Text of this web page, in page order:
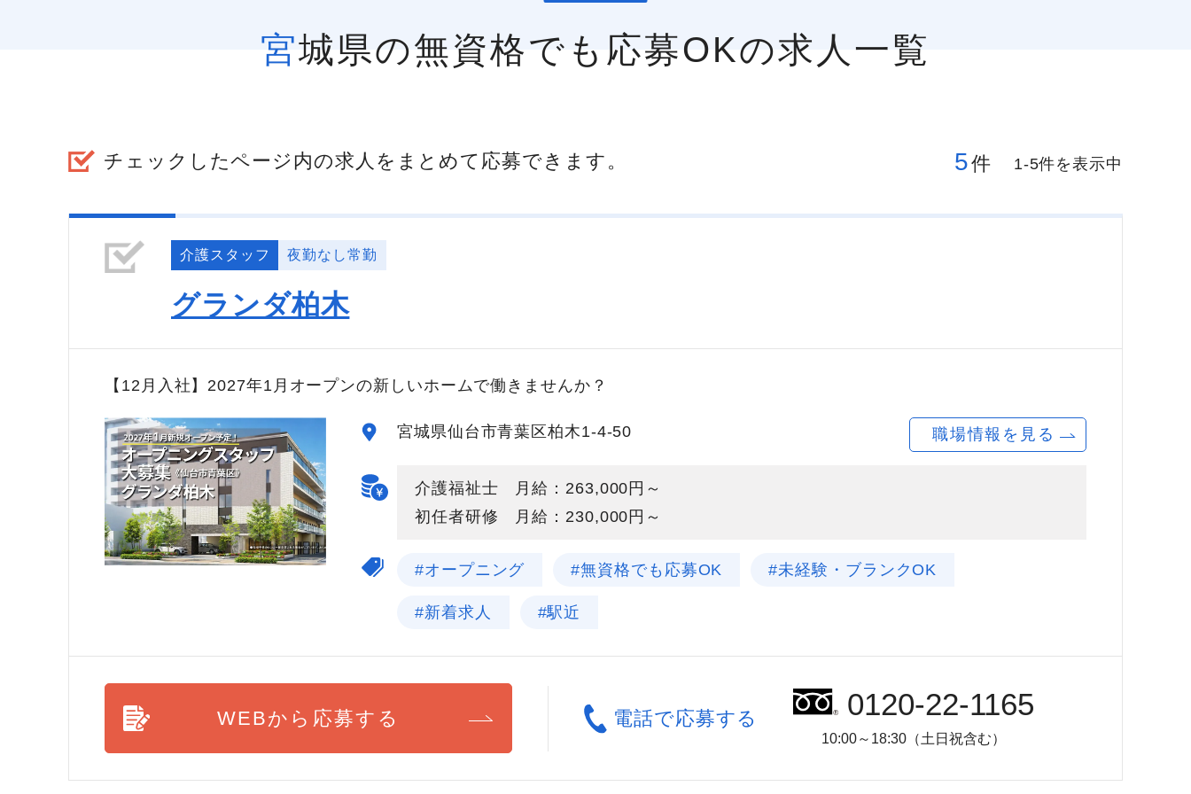
宮城県の無資格でも応募OKの求人一覧
チェックしたページ内の求人をまとめて応募できます。 5件 1-5件を表示中
介護スタッフ 夜勤なし常勤
グランダ柏木
【12月入社】2027年1月オープンの新しいホームで働きませんか？
宮城県仙台市青葉区柏木1-4-50 職場情報を見る
介護福祉士 月給：263,000円～
初任者研修 月給：230,000円～
#オープニング #無資格でも応募OK #未経験・ブランクOK
#新着求人 #駅近
WEBから応募する 電話で応募する 0120-22-1165
10:00～18:30（土日祝含む）